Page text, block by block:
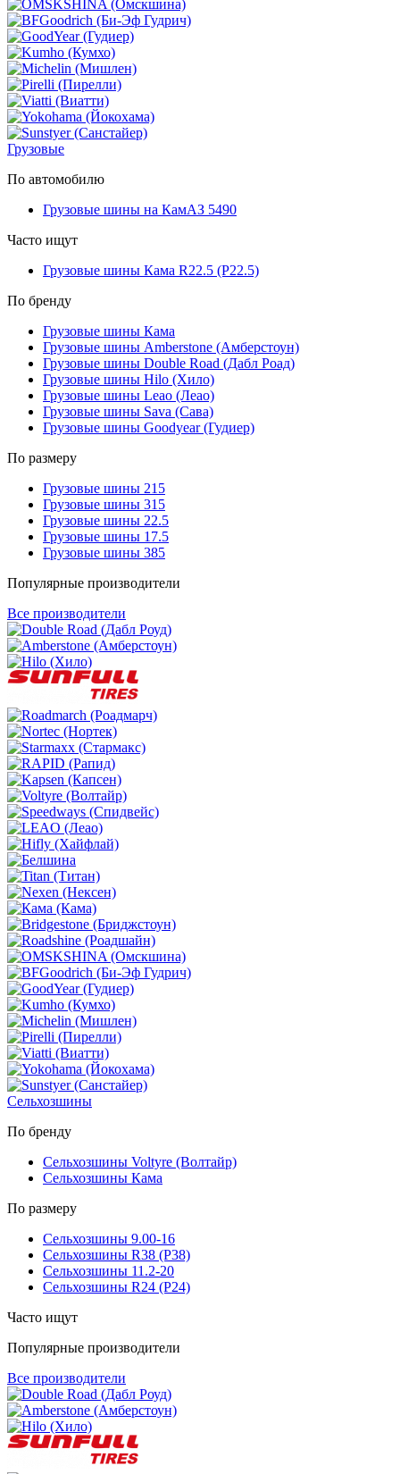
Грузовые
По автомобилю
Грузовые шины на КамАЗ 5490
Часто ищут
Грузовые шины Кама R22.5 (Р22.5)
По бренду
Грузовые шины Кама
Грузовые шины Amberstone (Амберстоун)
Грузовые шины Double Road (Дабл Роад)
Грузовые шины Hilo (Хило)
Грузовые шины Leao (Леао)
Грузовые шины Sava (Сава)
Грузовые шины Goodyear (Гудиер)
По размеру
Грузовые шины 215
Грузовые шины 315
Грузовые шины 22.5
Грузовые шины 17.5
Грузовые шины 385
Популярные производители
Все производители
Сельхозшины
По бренду
Сельхозшины Voltyre (Волтайр)
Сельхозшины Кама
По размеру
Сельхозшины 9.00-16
Сельхозшины R38 (Р38)
Сельхозшины 11.2-20
Сельхозшины R24 (Р24)
Часто ищут
Популярные производители
Все производители